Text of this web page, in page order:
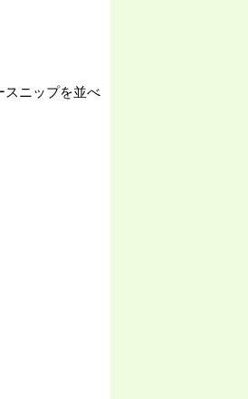
スニップを並べ